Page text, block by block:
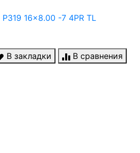
16x8.00 -7 4PR TL
В закладки В сравнения